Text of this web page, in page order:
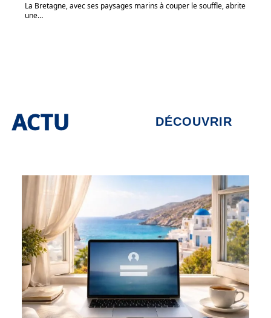
La Bretagne, avec ses paysages marins à couper le souffle, abrite
une…
ACTU DÉCOUVRIR